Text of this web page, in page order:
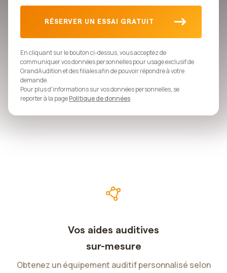
En cliquant sur le bouton ci-dessus, vous acceptez de
communiquer vos données personnelles pour usage exclusif de
GrandAudition et des filiales afin de pouvoir répondre à votre
demande.
Pour plus d'informations sur vos données personnelles, se
reporter à la pagePolitique de données
Vos aides auditives
sur-mesure
Obtenez un équipement auditif personnalisé selon